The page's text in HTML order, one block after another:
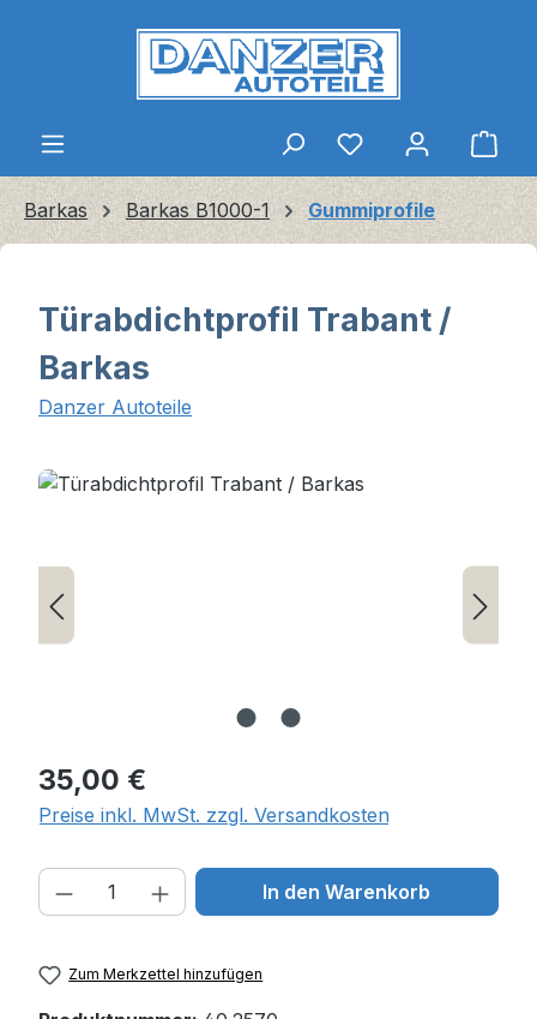
Zum Hauptinhalt springen
Barkas Barkas B1000-1 Gummiprofile
Türabdichtprofil Trabant /
Barkas
Danzer Autoteile
Bildergalerie überspringen
Regulärer Preis:
35,00 €
Preise inkl. MwSt. zzgl. Versandkosten
Produkt Anzahl: Gib den
In den Warenkorb
Zum Merkzettel hinzufügen